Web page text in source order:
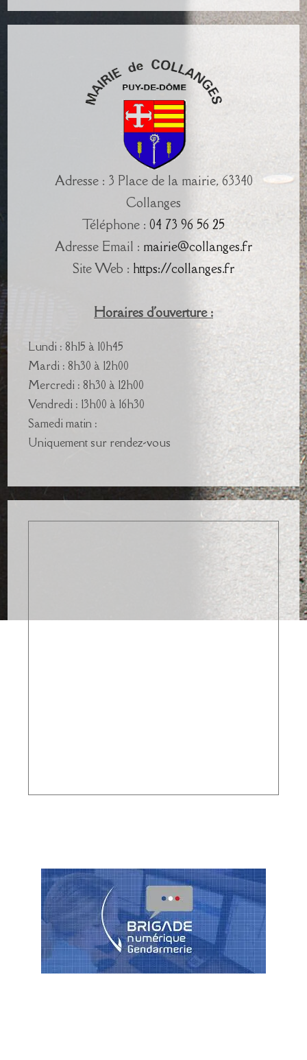
Adresse : 3 Place de la mairie, 63340
Collanges
Téléphone : 04 73 96 56 25
Adresse Email : mairie@collanges.fr
Site Web : https://collanges.fr
Horaires d'ouverture :
Lundi : 8h15 à 10h45
Mardi : 8h30 à 12h00
Mercredi : 8h30 à 12h00
Vendredi : 13h00 à 16h30
Samedi matin :
Uniquement sur rendez-vous